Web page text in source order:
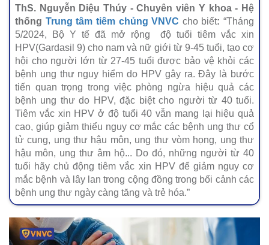
ThS. Nguyễn Diệu Thúy - Chuyên viên Y khoa - Hệ
thống Trung tâm tiêm chủng VNVC cho biết: “Tháng
5/2024, Bộ Y tế đã mở rộng độ tuổi tiêm vắc xin
HPV(Gardasil 9) cho nam và nữ giới từ 9-45 tuổi, tạo cơ
hội cho người lớn từ 27-45 tuổi được bảo vệ khỏi các
bệnh ung thư nguy hiểm do HPV gây ra. Đây là bước
tiến quan trọng trong việc phòng ngừa hiệu quả các
bệnh ung thư do HPV, đặc biệt cho người từ 40 tuổi.
Tiêm vắc xin HPV ở độ tuổi 40 vẫn mang lại hiệu quả
cao, giúp giảm thiểu nguy cơ mắc các bệnh ung thư cổ
tử cung, ung thư hậu môn, ung thư vòm họng, ung thư
hậu môn, ung thư âm hộ... Do đó, những người từ 40
tuổi hãy chủ động tiêm vắc xin HPV để giảm nguy cơ
mắc bệnh và lây lan trong cộng đồng trong bối cảnh các
bệnh ung thư ngày càng tăng và trẻ hóa.”